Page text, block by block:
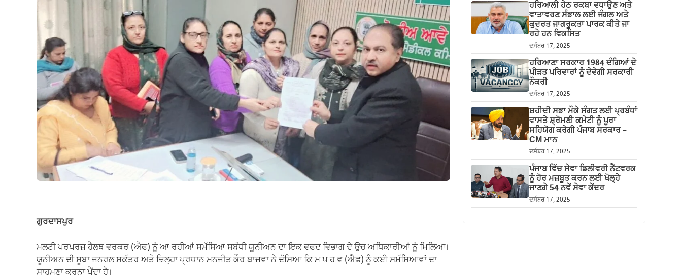
ਗੁਰਦਾਸਪੁਰ
ਮਲਟੀ ਪਰਪਰਜ਼ ਹੈਲਥ ਵਰਕਰ (ਐਫ) ਨੂੰ ਆ ਰਹੀਆਂ ਸਮੱਸਿਆ ਸਬੰਧੀ ਯੂਨੀਅਨ ਦਾ ਇਕ ਵਫਦ ਵਿਭਾਗ ਦੇ ਉਚ ਅਧਿਕਾਰੀਆਂ ਨੂੰ ਮਿਲਿਆ।
ਯੂਨੀਅਨ ਦੀ ਸੂਬਾ ਜਨਰਲ ਸਕੱਤਰ ਅਤੇ ਜ਼ਿਲ੍ਹਾ ਪ੍ਰਧਾਨ ਮਨਜੀਤ ਕੌਰ ਬਾਜਵਾ ਨੇ ਦੱਸਿਆ ਕਿ ਮ ਪ ਹ ਵ (ਐਫ) ਨੂੰ ਕਈ ਸਮੱਸਿਆਵਾਂ ਦਾ
ਸਾਹਮਣਾ ਕਰਨਾ ਪੈਂਦਾ ਹੈ।
ਹਰਿਆਲੀ ਹੇਠ ਰਕਬਾ ਵਧਾਉਣ ਅਤੇ
ਵਾਤਾਵਰਣ ਸੰਭਾਲ ਲਈ ਜੰਗਲ ਅਤੇ
ਕੁਦਰਤ ਜਾਗਰੂਕਤਾ ਪਾਰਕ ਕੀਤੇ ਜਾ
ਰਹੇ ਹਨ ਵਿਕਸਿਤ
ਦਸੰਬਰ 17, 2025
ਹਰਿਆਣਾ ਸਰਕਾਰ 1984 ਦੰਗਿਆਂ ਦੇ
ਪੀੜਤ ਪਰਿਵਾਰਾਂ ਨੂੰ ਦੇਵੇਗੀ ਸਰਕਾਰੀ
ਨੌਕਰੀ
ਦਸੰਬਰ 17, 2025
ਸ਼ਹੀਦੀ ਸਭਾ ਮੌਕੇ ਸੰਗਤ ਲਈ ਪ੍ਰਬੰਧਾਂ
ਵਾਸਤੇ ਸ਼੍ਰੋਮਣੀ ਕਮੇਟੀ ਨੂੰ ਪੂਰਾ
ਸਹਿਯੋਗ ਕਰੇਗੀ ਪੰਜਾਬ ਸਰਕਾਰ –
CM ਮਾਨ
ਦਸੰਬਰ 17, 2025
ਪੰਜਾਬ ਵਿੱਚ ਸੇਵਾ ਡਿਲੀਵਰੀ ਨੈੱਟਵਰਕ
ਨੂੰ ਹੋਰ ਮਜ਼ਬੂਤ ਕਰਨ ਲਈ ਖੋਲ੍ਹੇ
ਜਾਣਗੇ 54 ਨਵੇਂ ਸੇਵਾ ਕੇਂਦਰ
ਦਸੰਬਰ 17, 2025